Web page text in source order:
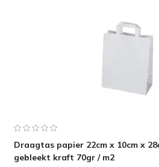
Draagtas papier 22cm x 10cm x
gebleekt kraft 70gr / m2